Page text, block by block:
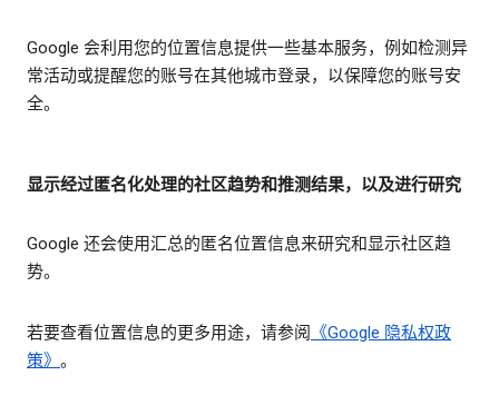
Google 会利用您的位置信息提供一些基本服务，例如检测异
常活动或提醒您的账号在其他城市登录，以保障您的账号安
全。
显示经过匿名化处理的社区趋势和推测结果，以及进行研究
Google 还会使用汇总的匿名位置信息来研究和显示社区趋
势。
若要查看位置信息的更多用途，请参阅 《Google 隐私权政
策》 。